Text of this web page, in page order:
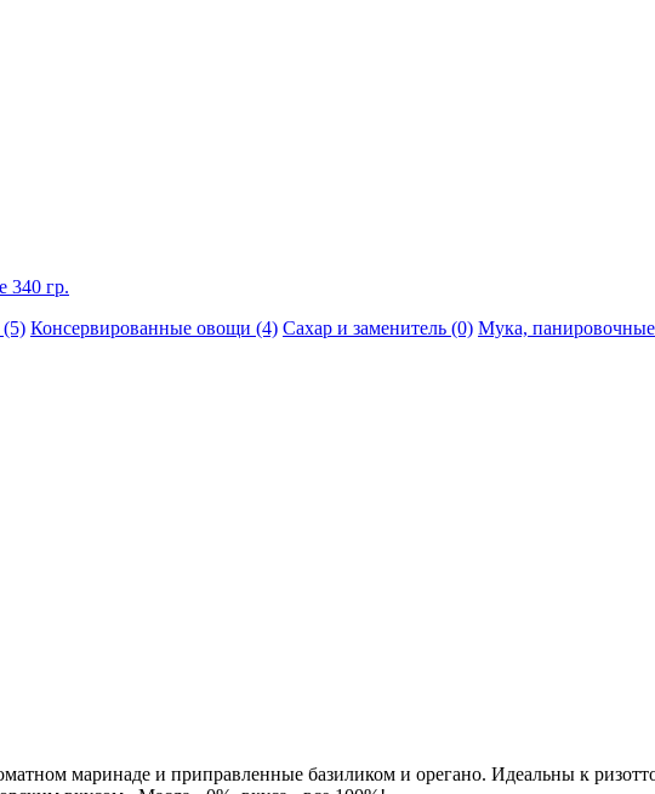
340 гр.
Консервированные овощи (4) Сахар и заменитель (0) Мука,
маринаде и приправленные базиликом и орегано. Идеальны к